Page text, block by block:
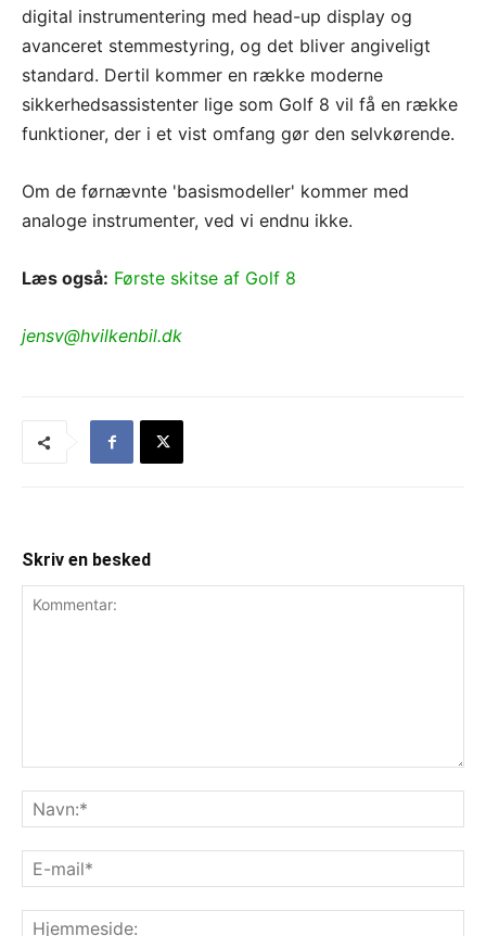
digital instrumentering med head-up display og
avanceret stemmestyring, og det bliver angiveligt
standard. Dertil kommer en række moderne
sikkerhedsassistenter lige som Golf 8 vil få en række
funktioner, der i et vist omfang gør den selvkørende.
Om de førnævnte 'basismodeller' kommer med
analoge instrumenter, ved vi endnu ikke.
Læs også: Første skitse af Golf 8
jensv@hvilkenbil.dk
Skriv en besked